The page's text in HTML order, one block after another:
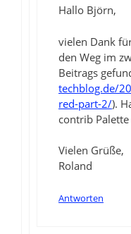
Hallo Björn,
vielen Dank
den Weg im
Beitrags
techblog.de/
red-part-2/).
contrib
Vielen Grüße,
Roland
Antworten